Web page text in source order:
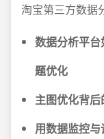
淘宝第三方数据
数据分析平
题优化
主图优化背
用数据监控